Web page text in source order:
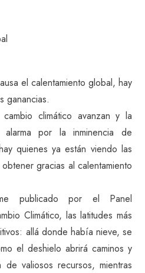
el calentamiento global, hay
ganancias.
climático avanzan y la
por la inminencia de
quienes ya están viendo las
gracias al calentamiento
publicado por el Panel
Climático, las latitudes más
allá donde había nieve, se
el deshielo abrirá caminos y
valiosos recursos, mientras